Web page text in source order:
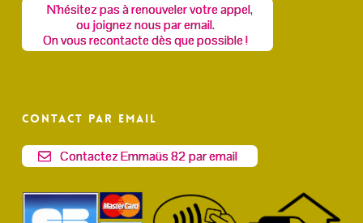
N'hésitez pas à renouveler votre appel,
ou joignez nous par email.
On vous recontacte dès que possible !
Contact par email
Contactez Emmaüs 82 par email